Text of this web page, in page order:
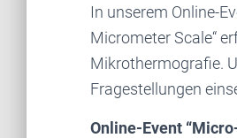
In unserem Online-
Micrometer Scale“
Mikrothermografie.
Fragestellungen
Online-Event